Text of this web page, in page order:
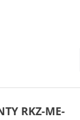
RKZ-ME-